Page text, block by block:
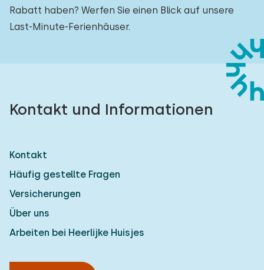
Rabatt haben? Werfen Sie einen Blick auf unsere
Last-Minute-Ferienhäuser.
Kontakt und Informationen
Kontakt
Häufig gestellte Fragen
Versicherungen
Über uns
Arbeiten bei Heerlijke Huisjes